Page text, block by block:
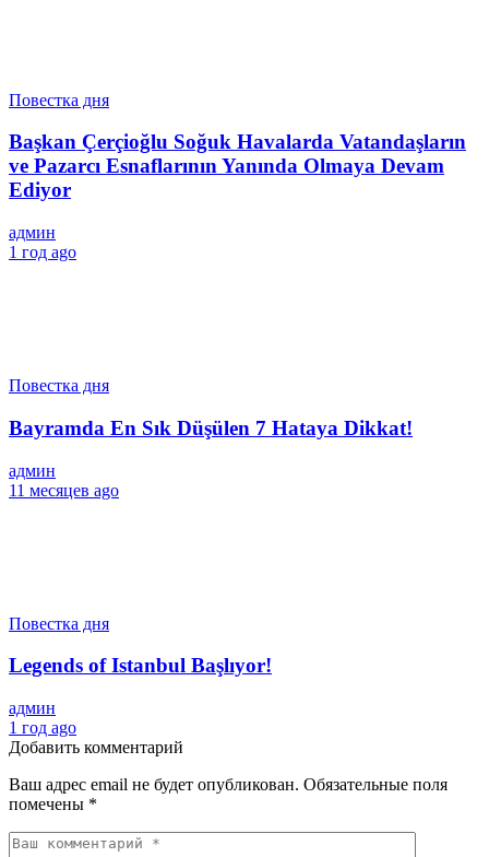
Повестка дня
Başkan Çerçioğlu Soğuk Havalarda Vatandaşların
ve Pazarcı Esnaflarının Yanında Olmaya Devam
Ediyor
админ
1 год ago
Повестка дня
Bayramda En Sık Düşülen 7 Hataya Dikkat!
админ
11 месяцев ago
Повестка дня
Legends of Istanbul Başlıyor!
админ
1 год ago
Добавить комментарий
Ваш адрес email не будет опубликован. Обязательные поля
помечены *